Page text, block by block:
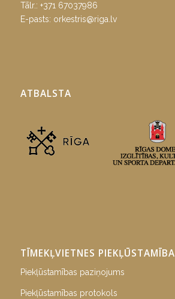
Tālr.: +371 67037986
E-pasts: orkestris@riga.lv
ATBALSTA
TĪMEKĻVIETNES PIEKĻŪSTAMĪBA
Piekļūstamības paziņojums
Piekļūstamības protokols